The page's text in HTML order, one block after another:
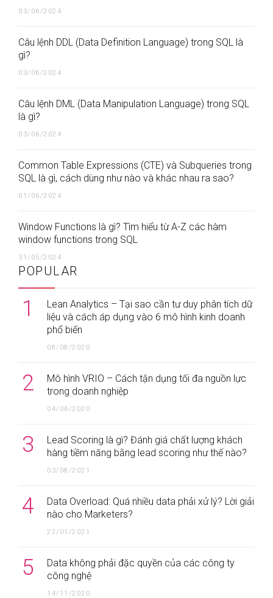
03/06/2024
Câu lệnh DDL (Data Definition Language) trong SQL là
gì?
03/06/2024
Câu lệnh DML (Data Manipulation Language) trong SQL
là gì?
03/06/2024
Common Table Expressions (CTE) và Subqueries trong
SQL là gì, cách dùng như nào và khác nhau ra sao?
01/06/2024
Window Functions là gì? Tìm hiểu từ A-Z các hàm
window functions trong SQL
31/05/2024
POPULAR
1
Lean Analytics – Tại sao cần tư duy phân tích dữ
liệu và cách áp dụng vào 6 mô hình kinh doanh
phổ biến
08/08/2020
2
Mô hình VRIO – Cách tận dụng tối đa nguồn lực
trong doanh nghiệp
04/06/2020
3
Lead Scoring là gì? Đánh giá chất lượng khách
hàng tiềm năng bằng lead scoring như thế nào?
03/08/2021
4
Data Overload: Quá nhiều data phải xử lý? Lời giải
nào cho Marketers?
22/01/2021
5
Data không phải đặc quyền của các công ty
công nghệ
14/11/2020